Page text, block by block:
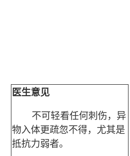
医生意见
不可轻看任何刺伤，异
物入体更疏忽不得，尤其是
抵抗力弱者。